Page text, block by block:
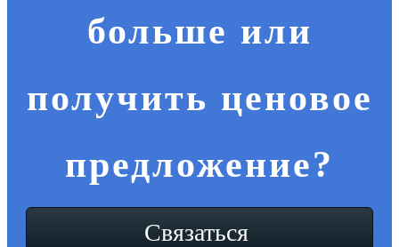
больше или
получить ценовое
предложение?
Связаться